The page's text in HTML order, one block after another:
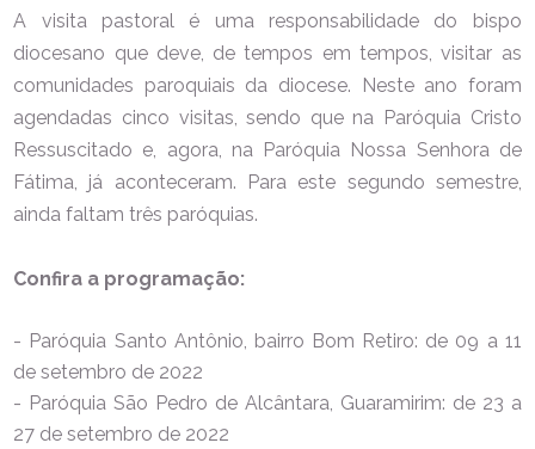
A visita pastoral é uma responsabilidade do bispo
diocesano que deve, de tempos em tempos, visitar as
comunidades paroquiais da diocese. Neste ano foram
agendadas cinco visitas, sendo que na Paróquia Cristo
Ressuscitado e, agora, na Paróquia Nossa Senhora de
Fátima, já aconteceram. Para este segundo semestre,
ainda faltam três paróquias.
Confira a programação:
- Paróquia Santo Antônio, bairro Bom Retiro: de 09 a 11
de setembro de 2022
- Paróquia São Pedro de Alcântara, Guaramirim: de 23 a
27 de setembro de 2022